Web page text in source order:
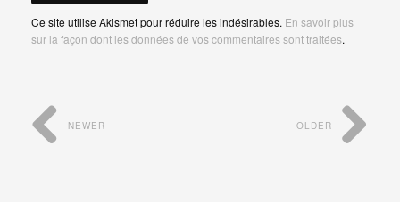
Ce site utilise Akismet pour réduire les indésirables. En savoir plus
sur la façon dont les données de vos commentaires sont traitées.
OLDER
NEWER